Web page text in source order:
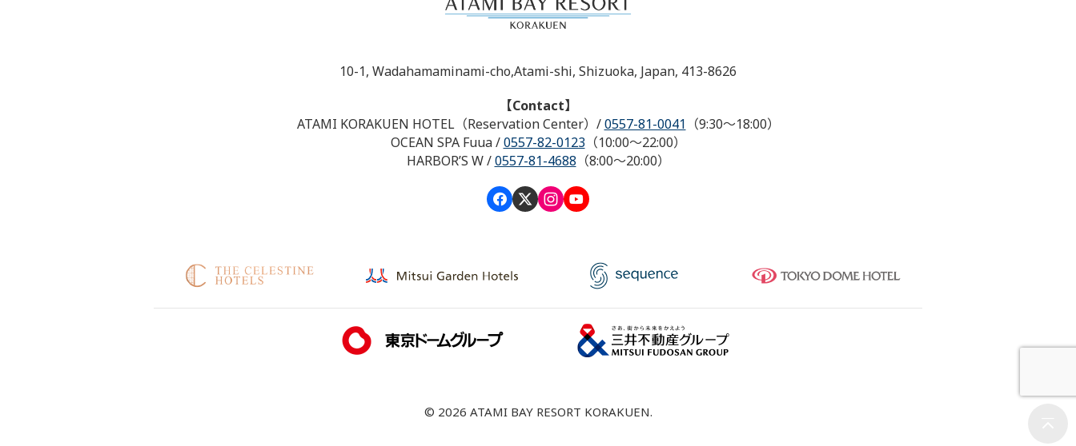
10-1, Wadahamaminami-cho,Atami-shi, Shizuoka, Japan, 413-8626
【Contact】
ATAMI KORAKUEN HOTEL（Reservation Center） / 0557-81-0041 （9:30～18:00）
OCEAN SPA Fuua/ 0557-82-0123（10:00～22:00）
HARBOR’S W/ 0557-81-4688 （8:00～20:00）
© 2026 ATAMI BAY RESORT KORAKUEN.